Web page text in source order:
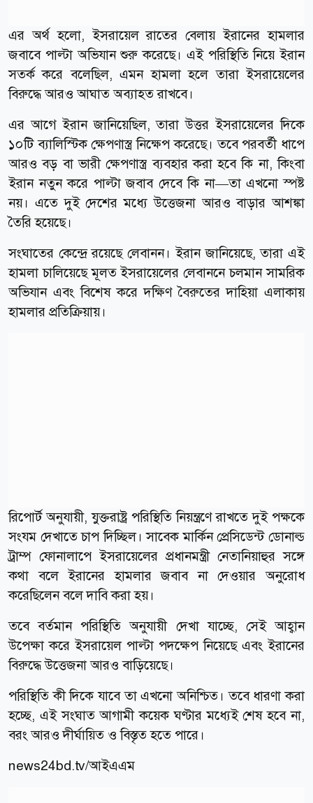
এর অর্থ হলো, ইসরায়েল রাতের বেলায় ইরানের হামলার
জবাবে পাল্টা অভিযান শুরু করেছে। এই পরিস্থিতি নিয়ে ইরান
সতর্ক করে বলেছিল, এমন হামলা হলে তারা ইসরায়েলের
বিরুদ্ধে আরও আঘাত অব্যাহত রাখবে।
এর আগে ইরান জানিয়েছিল, তারা উত্তর ইসরায়েলের দিকে
১০টি ব্যালিস্টিক ক্ষেপণাস্ত্র নিক্ষেপ করেছে। তবে পরবর্তী ধাপে
আরও বড় বা ভারী ক্ষেপণাস্ত্র ব্যবহার করা হবে কি না, কিংবা
ইরান নতুন করে পাল্টা জবাব দেবে কি না—তা এখনো স্পষ্ট
নয়। এতে দুই দেশের মধ্যে উত্তেজনা আরও বাড়ার আশঙ্কা
তৈরি হয়েছে।
সংঘাতের কেন্দ্রে রয়েছে লেবানন। ইরান জানিয়েছে, তারা এই
হামলা চালিয়েছে মূলত ইসরায়েলের লেবাননে চলমান সামরিক
অভিযান এবং বিশেষ করে দক্ষিণ বৈরুতের দাহিয়া এলাকায়
হামলার প্রতিক্রিয়ায়।
রিপোর্ট অনুযায়ী, যুক্তরাষ্ট্র পরিস্থিতি নিয়ন্ত্রণে রাখতে দুই পক্ষকে
সংযম দেখাতে চাপ দিচ্ছিল। সাবেক মার্কিন প্রেসিডেন্ট ডোনাল্ড
ট্রাম্প ফোনালাপে ইসরায়েলের প্রধানমন্ত্রী নেতানিয়াহুর সঙ্গে
কথা বলে ইরানের হামলার জবাব না দেওয়ার অনুরোধ
করেছিলেন বলে দাবি করা হয়।
তবে বর্তমান পরিস্থিতি অনুযায়ী দেখা যাচ্ছে, সেই আহ্বান
উপেক্ষা করে ইসরায়েল পাল্টা পদক্ষেপ নিয়েছে এবং ইরানের
বিরুদ্ধে উত্তেজনা আরও বাড়িয়েছে।
পরিস্থিতি কী দিকে যাবে তা এখনো অনিশ্চিত। তবে ধারণা করা
হচ্ছে, এই সংঘাত আগামী কয়েক ঘণ্টার মধ্যেই শেষ হবে না,
বরং আরও দীর্ঘায়িত ও বিস্তৃত হতে পারে।
news24bd.tv/আইএএম